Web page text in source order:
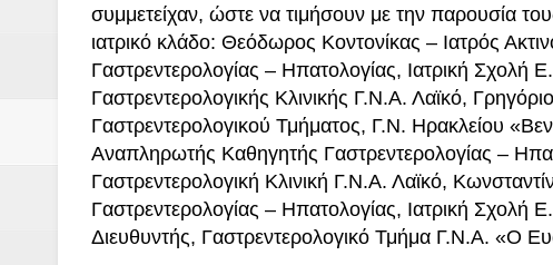
συμμετείχαν, ώστε να τιμήσουν με την παρουσία
ιατρικό κλάδο: Θεόδωρος Κοντονίκας – Ιατρός
Γαστρεντερολογίας – Ηπατολογίας, Ιατρική Σχολή
Γαστρεντερολογικής Κλινικής Γ.Ν.Α. Λαϊκό,
Γαστρεντερολογικού Τμήματος, Γ.Ν. Ηρακλείου
Αναπληρωτής Καθηγητής Γαστρεντερολογίας –
Γαστρεντερολογική Κλινική Γ.Ν.Α. Λαϊκό,
Γαστρεντερολογίας – Ηπατολογίας, Ιατρική
Διευθυντής, Γαστρεντερολογικό Τμήμα Γ.Ν.Α. «Ο